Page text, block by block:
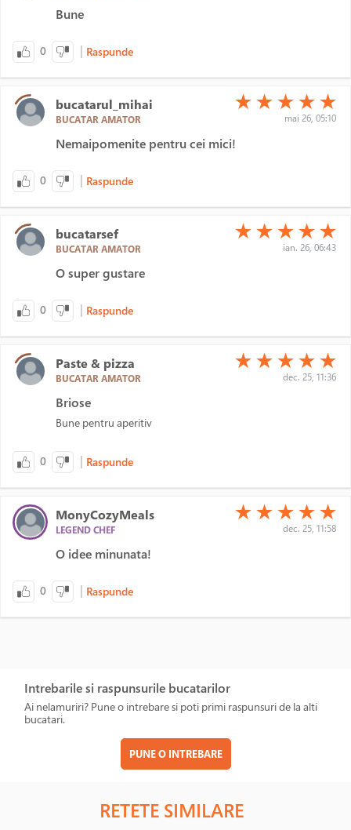
Bune
0 | Raspunde
bucatarul_mihai
BUCATAR AMATOR
(*)
★ (*)
★ (*)
★ (*)
★ (*)
★
mai 26, 05:10
Nemaipomenite pentru cei mici!
0 | Raspunde
bucatarsef
BUCATAR AMATOR
(*)
★ (*)
★ (*)
★ (*)
★ (*)
★
ian. 26, 06:43
O super gustare
0 | Raspunde
Paste & pizza
BUCATAR AMATOR
(*)
★ (*)
★ (*)
★ (*)
★ (*)
★
dec. 25, 11:36
Briose
Bune pentru aperitiv
0 | Raspunde
MonyCozyMeals
LEGEND CHEF
(*)
★ (*)
★ (*)
★ (*)
★ (*)
★
dec. 25, 11:58
O idee minunata!
0 | Raspunde
Intrebarile si raspunsurile bucatarilor
Ai nelamuriri? Pune o intrebare si poti primi raspunsuri de la alti
bucatari.
PUNE O INTREBARE
RETETE SIMILARE